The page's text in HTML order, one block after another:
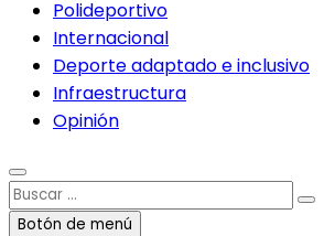
Polideportivo
Internacional
Deporte adaptado e inclusivo
Infraestructura
Opinión
Buscar
…Botón de menú